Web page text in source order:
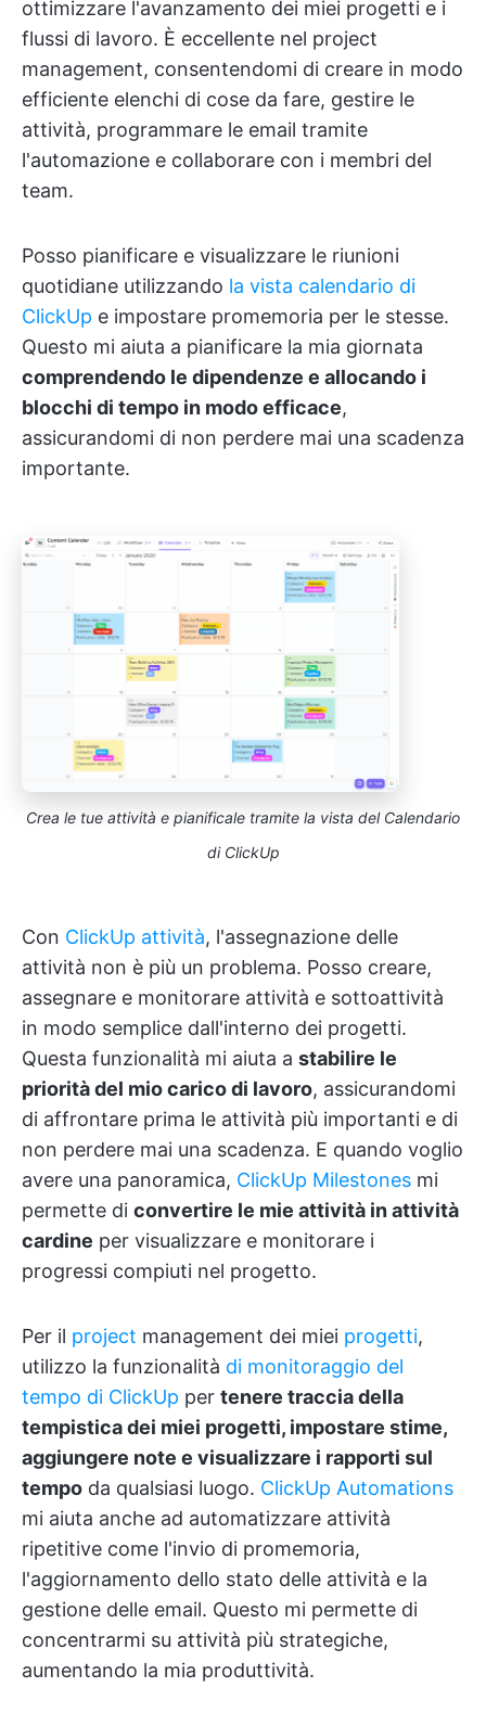
ottimizzare l'avanzamento dei miei progetti e i
flussi di lavoro. È eccellente nel project
management, consentendomi di creare in modo
efficiente elenchi di cose da fare, gestire le
attività, programmare le email tramite
l'automazione e collaborare con i membri del
team.
Posso pianificare e visualizzare le riunioni
quotidiane utilizzando la vista calendario di
ClickUp e impostare promemoria per le stesse.
Questo mi aiuta a pianificare la mia giornata
comprendendo le dipendenze e allocando i
blocchi di tempo in modo efficace,
assicurandomi di non perdere mai una scadenza
importante.
Crea le tue attività e pianificale tramite la vista del Calendario
di ClickUp
Con ClickUp attività, l'assegnazione delle
attività non è più un problema. Posso creare,
assegnare e monitorare attività e sottoattività
in modo semplice dall'interno dei progetti.
Questa funzionalità mi aiuta a stabilire le
priorità del mio carico di lavoro, assicurandomi
di affrontare prima le attività più importanti e di
non perdere mai una scadenza. E quando voglio
avere una panoramica, ClickUp Milestones mi
permette di convertire le mie attività in attività
cardine per visualizzare e monitorare i
progressi compiuti nel progetto.
Per il project management dei miei progetti,
utilizzo la funzionalità di monitoraggio del
tempo di ClickUp per tenere traccia della
tempistica dei miei progetti, impostare stime,
aggiungere note e visualizzare i rapporti sul
tempo da qualsiasi luogo. ClickUp Automations
mi aiuta anche ad automatizzare attività
ripetitive come l'invio di promemoria,
l'aggiornamento dello stato delle attività e la
gestione delle email. Questo mi permette di
concentrarmi su attività più strategiche,
aumentando la mia produttività.